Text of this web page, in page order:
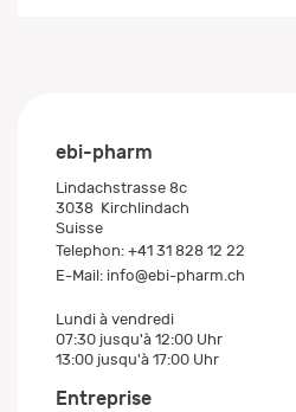
ebi-pharm
Lindachstrasse 8c
3038 Kirchlindach
Suisse
Telephon: +41 31 828 12 22
E-Mail: info@ebi-pharm.ch
Lundi à vendredi
07:30 jusqu'à 12:00 Uhr
13:00 jusqu'à 17:00 Uhr
Entreprise